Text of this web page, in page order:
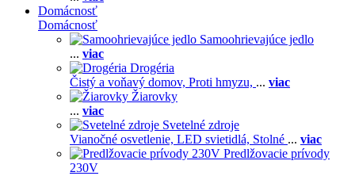
Domácnosť
Domácnosť
Samoohrievajúce jedlo
... viac
Drogéria
Čistý a voňavý domov, Proti hmyzu, ... viac
Žiarovky
... viac
Svetelné zdroje
Vianočné osvetlenie, LED svietidlá, Stolné ... viac
Predlžovacie prívody
230V